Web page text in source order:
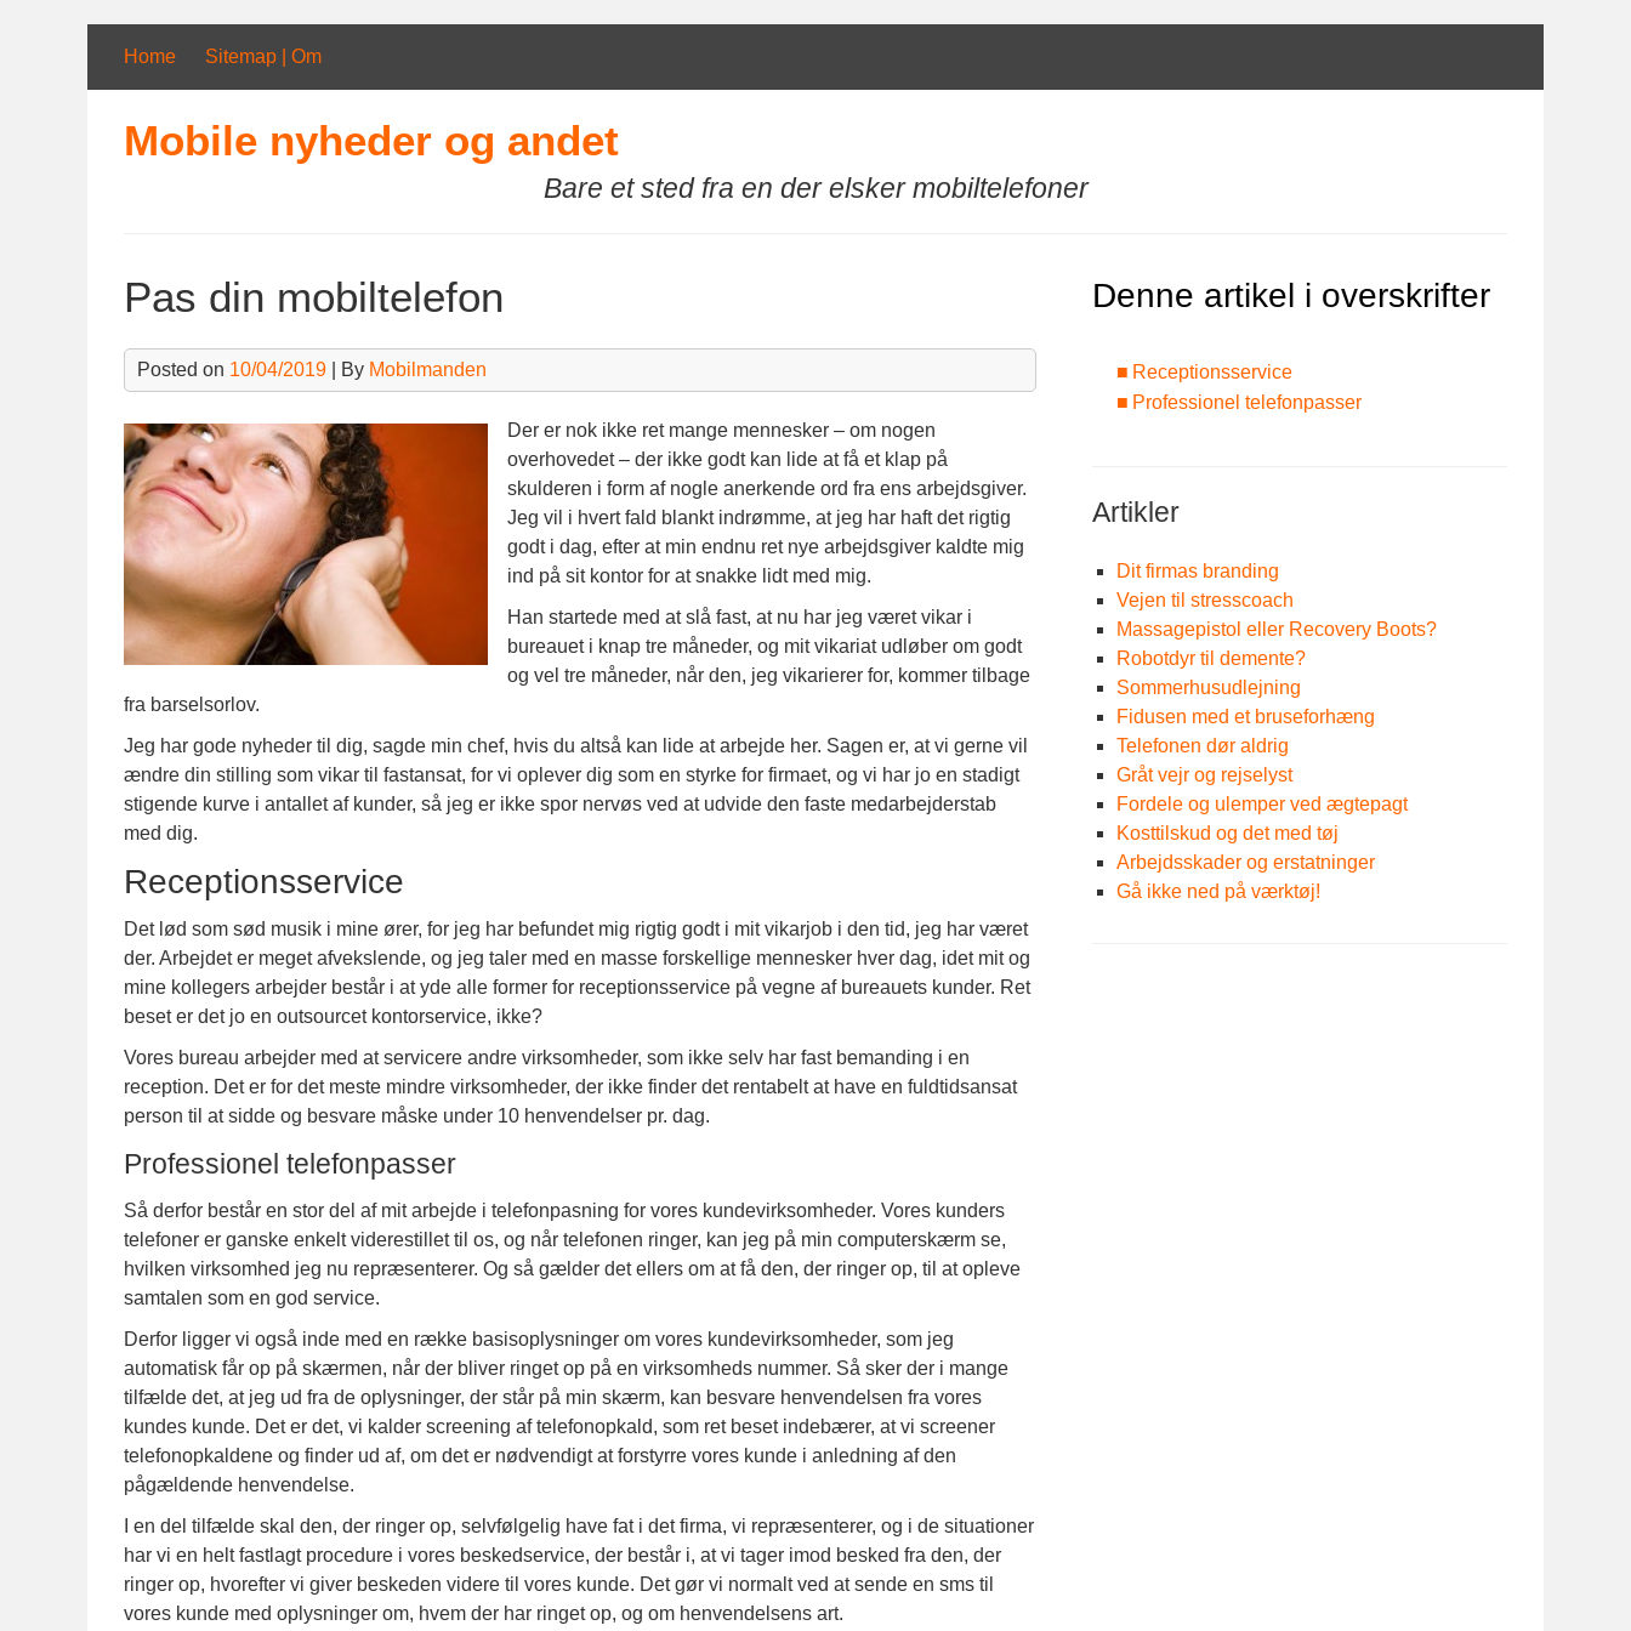
Home Sitemap | Om
Mobile nyheder og andet
Bare et sted fra en der elsker mobiltelefoner
Pas din mobiltelefon
Posted on 10/04/2019 | By Mobilmanden
Der er nok ikke ret mange mennesker – om nogen
overhovedet – der ikke godt kan lide at få et klap på
skulderen i form af nogle anerkende ord fra ens arbejdsgiver.
Jeg vil i hvert fald blankt indrømme, at jeg har haft det rigtig
godt i dag, efter at min endnu ret nye arbejdsgiver kaldte mig
ind på sit kontor for at snakke lidt med mig.
Han startede med at slå fast, at nu har jeg været vikar i
bureauet i knap tre måneder, og mit vikariat udløber om godt
og vel tre måneder, når den, jeg vikarierer for, kommer tilbage
fra barselsorlov.
Jeg har gode nyheder til dig, sagde min chef, hvis du altså kan lide at arbejde her. Sagen er, at vi gerne vil
ændre din stilling som vikar til fastansat, for vi oplever dig som en styrke for firmaet, og vi har jo en stadigt
stigende kurve i antallet af kunder, så jeg er ikke spor nervøs ved at udvide den faste medarbejderstab
med dig.
Receptionsservice
Det lød som sød musik i mine ører, for jeg har befundet mig rigtig godt i mit vikarjob i den tid, jeg har været
der. Arbejdet er meget afvekslende, og jeg taler med en masse forskellige mennesker hver dag, idet mit og
mine kollegers arbejder består i at yde alle former for receptionsservice på vegne af bureauets kunder. Ret
beset er det jo en outsourcet kontorservice, ikke?
Vores bureau arbejder med at servicere andre virksomheder, som ikke selv har fast bemanding i en
reception. Det er for det meste mindre virksomheder, der ikke finder det rentabelt at have en fuldtidsansat
person til at sidde og besvare måske under 10 henvendelser pr. dag.
Professionel telefonpasser
Så derfor består en stor del af mit arbejde i telefonpasning for vores kundevirksomheder. Vores kunders
telefoner er ganske enkelt viderestillet til os, og når telefonen ringer, kan jeg på min computerskærm se,
hvilken virksomhed jeg nu repræsenterer. Og så gælder det ellers om at få den, der ringer op, til at opleve
samtalen som en god service.
Derfor ligger vi også inde med en række basisoplysninger om vores kundevirksomheder, som jeg
automatisk får op på skærmen, når der bliver ringet op på en virksomheds nummer. Så sker der i mange
tilfælde det, at jeg ud fra de oplysninger, der står på min skærm, kan besvare henvendelsen fra vores
kundes kunde. Det er det, vi kalder screening af telefonopkald, som ret beset indebærer, at vi screener
telefonopkaldene og finder ud af, om det er nødvendigt at forstyrre vores kunde i anledning af den
pågældende henvendelse.
I en del tilfælde skal den, der ringer op, selvfølgelig have fat i det firma, vi repræsenterer, og i de situationer
har vi en helt fastlagt procedure i vores beskedservice, der består i, at vi tager imod besked fra den, der
ringer op, hvorefter vi giver beskeden videre til vores kunde. Det gør vi normalt ved at sende en sms til
vores kunde med oplysninger om, hvem der har ringet op, og om henvendelsens art.
Denne artikel i overskrifter
Receptionsservice
Professionel telefonpasser
Artikler
Dit firmas branding
Vejen til stresscoach
Massagepistol eller Recovery Boots?
Robotdyr til demente?
Sommerhusudlejning
Fidusen med et bruseforhæng
Telefonen dør aldrig
Gråt vejr og rejselyst
Fordele og ulemper ved ægtepagt
Kosttilskud og det med tøj
Arbejdsskader og erstatninger
Gå ikke ned på værktøj!